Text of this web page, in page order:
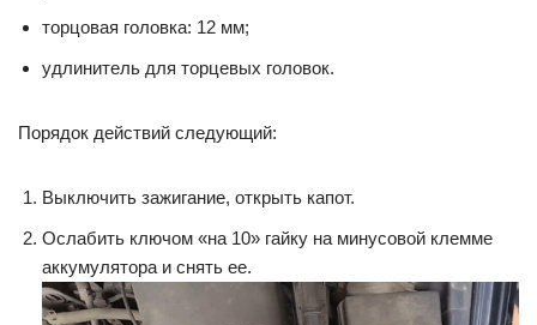
торцовая головка: 12 мм;
удлинитель для торцевых головок.
Порядок действий следующий:
Выключить зажигание, открыть капот.
Ослабить ключом «на 10» гайку на минусовой клемме
аккумулятора и снять ее.